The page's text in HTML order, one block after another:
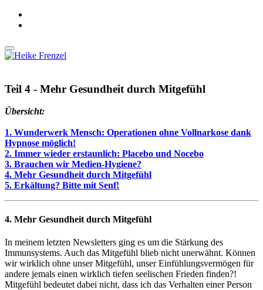
Teil 4 - Mehr Gesundheit durch Mitgefühl
Übersicht:
1. Wunderwerk Mensch: Operationen ohne Vollnarkose dank
Hypnose möglich!
2. Immer wieder erstaunlich: Placebo und Nocebo
3. Brauchen wir Medien-Hygiene?
4. Mehr Gesundheit durch Mitgefühl
5. Erkältung? Bitte mit Senf!
4. Mehr Gesundheit durch Mitgefühl
In meinem letzten Newsletters ging es um die Stärkung des
Immunsystems. Auch das Mitgefühl blieb nicht unerwähnt. Können
wir wirklich ohne unser Mitgefühl, unser Einfühlungsvermögen für
andere jemals einen wirklich tiefen seelischen Frieden finden?!
Mitgefühl bedeutet dabei nicht, dass ich das Verhalten einer Person